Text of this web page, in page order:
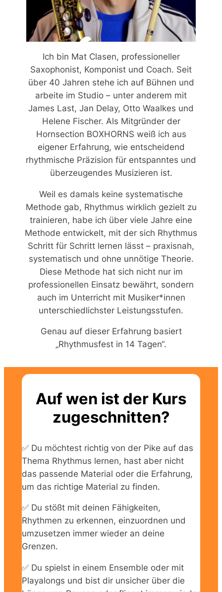
Ich bin Mat Clasen, professioneller
Saxophonist, Komponist und Coach. Seit
über 40 Jahren stehe ich auf Bühnen und
arbeite im Studio – unter anderem mit
James Last, Jan Delay, Otto Waalkes und
Helene Fischer. Als Mitgründer der
Hornsection BOXHORNS weiß ich aus
eigener Erfahrung, wie entscheidend
rhythmische Präzision für entspanntes und
überzeugendes Musizieren ist.
Weil es damals keine systematische
Methode gab, Rhythmus wirklich gezielt zu
trainieren, habe ich über viele Jahre eine
Methode entwickelt, mit der sich Rhythmus
Schritt für Schritt lernen lässt – praxisnah,
systematisch und ohne unnötige Theorie.
Diese Methode hat sich nicht nur im
professionellen Einsatz bewährt, sondern
auch im Unterricht mit Musiker*innen
unterschiedlichster Leistungsstufen.
Genau auf dieser Erfahrung basiert
„Rhythmusfest in 14 Tagen“.
Auf wen ist der Kurs
zugeschnitten?
✅ Du möchtest richtig von der Pike auf das
Thema Rhythmus lernen, hast aber nicht
das passende Material oder die Erfahrung,
um das richtige Material zu finden.
✅ Du stößt mit deinen Fähigkeiten,
Rhythmen zu erkennen, einzuordnen und
umzusetzen immer wieder an deine
Grenzen.
✅ Du spielst in einem Ensemble oder mit
Playalongs und bist dir unsicher über die